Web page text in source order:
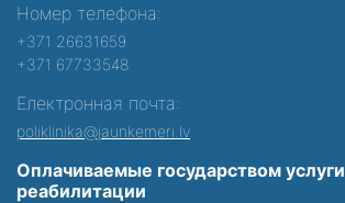
Номер телефона:
+371 26631659
+371 67733548
Електронная почта:
poliklinika@jaunkemeri.lv
Оплачиваемые государством услуги
реабилитации